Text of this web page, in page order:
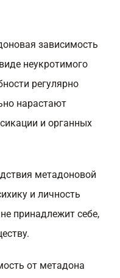
зависимость
неукротимого
регулярно
нарастают
и органных
метадоновой
и личность
принадлежит себе,
от метадона